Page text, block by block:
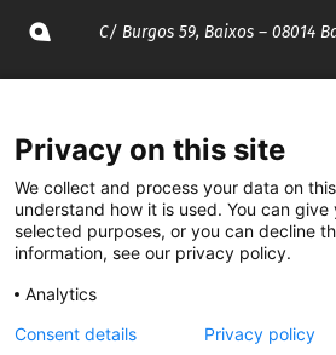
C/ Burgos 59, Baixos – 08014
935 120 481
@CGTCatalunya
Privacy on this site
We collect and process your data on
understand how it is used. You can
selected purposes, or you can decline
information, see our privacy policy.
Analytics
Consent details
Privacy policy